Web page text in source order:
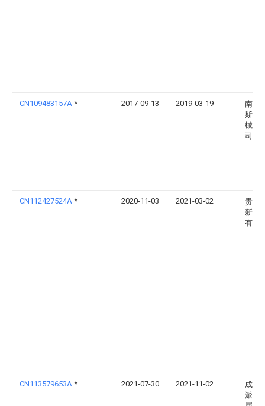
CN109483157A * 2017-09-13 2019-03-19
南京
斯精
械有
司
CN112427524A * 2020-11-03 2021-03-02
贵州
新力
有限
CN113579653A * 2021-07-30 2021-11-02
成都
派特